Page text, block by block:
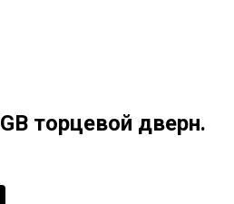
торцевой дверн.